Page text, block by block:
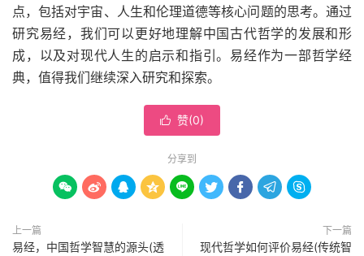
点，包括对宇宙、人生和伦理道德等核心问题的思考。通过
研究易经，我们可以更好地理解中国古代哲学的发展和形
成，以及对现代人生的启示和指引。易经作为一部哲学经
典，值得我们继续深入研究和探索。
 赞(0)
分享到
        
上一篇
易经，中国哲学智慧的源头(透
下一篇
现代哲学如何评价易经(传统智